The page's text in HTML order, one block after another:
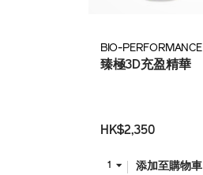
BIO-PERFORMANCE
臻極3D充盈精華
HK$2,350
1 添加至購物車